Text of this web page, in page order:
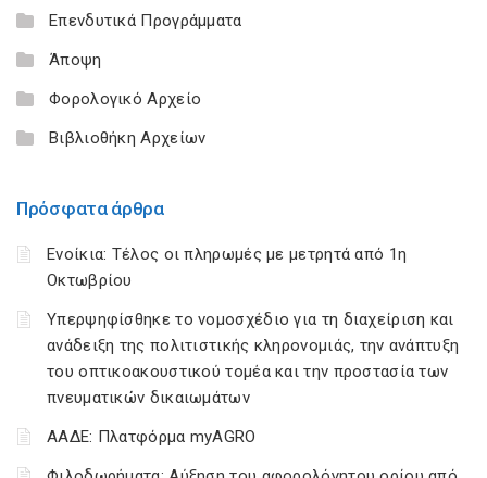
Επενδυτικά Προγράμματα
Άποψη
Φορολογικό Αρχείο
Βιβλιοθήκη Αρχείων
Πρόσφατα άρθρα
Ενοίκια: Τέλος οι πληρωμές με μετρητά από 1η
Οκτωβρίου
Υπερψηφίσθηκε το νομοσχέδιο για τη διαχείριση και
ανάδειξη της πολιτιστικής κληρονομιάς, την ανάπτυξη
του οπτικοακουστικού τομέα και την προστασία των
πνευματικών δικαιωμάτων
ΑΑΔΕ: Πλατφόρμα myAGRO